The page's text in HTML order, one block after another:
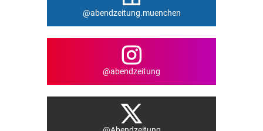
@abendzeitung.muenchen
@abendzeitung